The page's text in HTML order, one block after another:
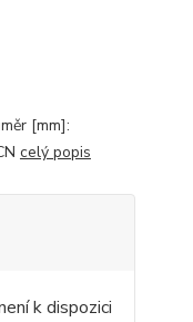
[mm]:
celý popis
k dispozici